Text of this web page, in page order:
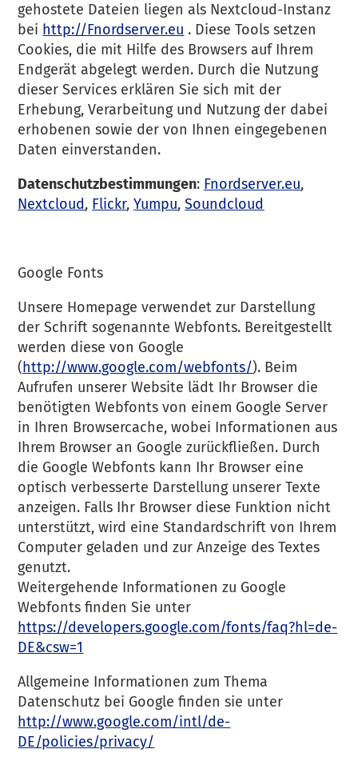
gehostete Dateien liegen als Nextcloud-Instanz
bei http://Fnordserver.eu . Diese Tools setzen
Cookies, die mit Hilfe des Browsers auf Ihrem
Endgerät abgelegt werden. Durch die Nutzung
dieser Services erklären Sie sich mit der
Erhebung, Verarbeitung und Nutzung der dabei
erhobenen sowie der von Ihnen eingegebenen
Daten einverstanden.
Datenschutzbestimmungen: Fnordserver.eu,
Nextcloud, Flickr,Yumpu,Soundcloud
Google Fonts
Unsere Homepage verwendet zur Darstellung
der Schrift sogenannte Webfonts. Bereitgestellt
werden diese von Google
(http://www.google.com/webfonts/). Beim
Aufrufen unserer Website lädt Ihr Browser die
benötigten Webfonts von einem Google Server
in Ihren Browsercache, wobei Informationen aus
Ihrem Browser an Google zurückfließen. Durch
die Google Webfonts kann Ihr Browser eine
optisch verbesserte Darstellung unserer Texte
anzeigen. Falls Ihr Browser diese Funktion nicht
unterstützt, wird eine Standardschrift von Ihrem
Computer geladen und zur Anzeige des Textes
genutzt.
Weitergehende Informationen zu Google
Webfonts finden Sie unter
https://developers.google.com/fonts/faq?hl=de-
DE&csw=1
Allgemeine Informationen zum Thema
Datenschutz bei Google finden sie unter
http://www.google.com/intl/de-
DE/policies/privacy/